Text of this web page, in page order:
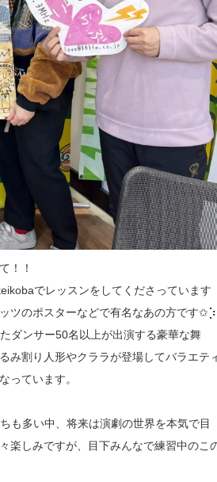
！！
でレッスンをしてくださっています
ツのポスターなどで有名なあの方です✩︎⡱
ダンサー50名以上が出演する豪華な舞
割り人形やクララが登場してバラエテ
っています。
も多い中、将来は演劇の世界を本気で目
楽しみですが、目下みんなで練習中のこ